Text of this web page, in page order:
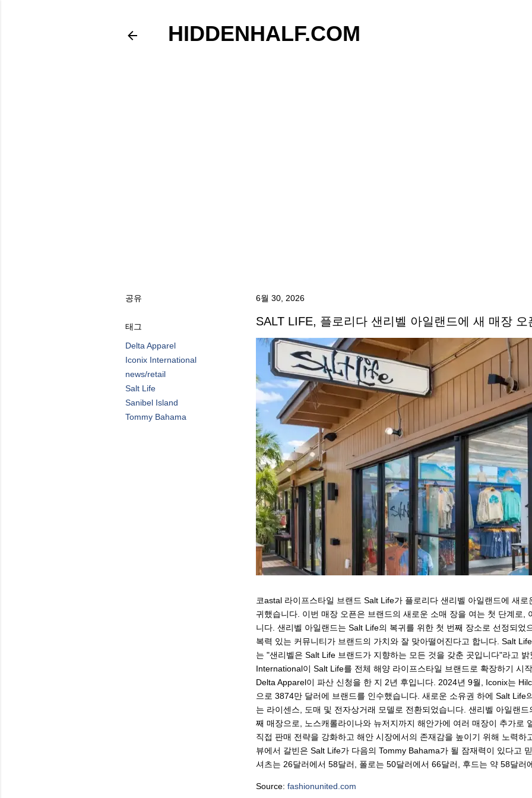
HIDDENHALF.COM
공유
태그
Delta Apparel
Iconix International
news/retail
Salt Life
Sanibel Island
Tommy Bahama
6월 30, 2026
SALT LIFE, 플로리다 샌리벨 아일랜드에 새 매장 오
코astal 라이프스타일 브랜드 Salt Life가 플로리다 샌리벨 아일랜드에 새
귀했습니다. 이번 매장 오픈은 브랜드의 새로운 소매 장을 여는 첫 단계로,
니다. 샌리벨 아일랜드는 Salt Life의 복귀를 위한 첫 번째 장소로 선정되었
복력 있는 커뮤니티가 브랜드의 가치와 잘 맞아떨어진다고 합니다. Salt
는 "샌리벨은 Salt Life 브랜드가 지향하는 모든 것을 갖춘 곳입니다"라고
International이 Salt Life를 전체 해양 라이프스타일 브랜드로 확장하기 시
Delta Apparel이 파산 신청을 한 지 2년 후입니다. 2024년 9월, Iconix는
으로 3874만 달러에 브랜드를 인수했습니다. 새로운 소유권 하에 Salt Life
는 라이센스, 도매 및 전자상거래 모델로 전환되었습니다. 샌리벨 아일랜
째 매장으로, 노스캐롤라이나와 뉴저지까지 해안가에 여러 매장이 추가로
직접 판매 전략을 강화하고 해안 시장에서의 존재감을 높이기 위해 노력하
뷰에서 갈빈은 Salt Life가 다음의 Tommy Bahama가 될 잠재력이 있다고
셔츠는 26달러에서 58달러, 폴로는 50달러에서 66달러, 후드는 약 58달러
Source: fashionunited.com